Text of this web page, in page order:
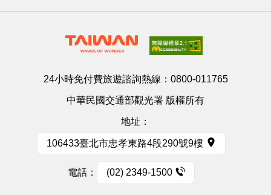
24小時免付費旅遊諮詢熱線： 0800-011765
中華民國交通部觀光署 版權所有
地址：
106433臺北市忠孝東路4段290號9樓
電話： (02) 2349-1500